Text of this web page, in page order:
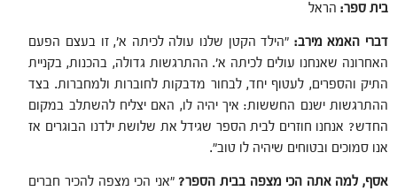
בית ספר: הראל
דברי האמא מירב: "הילד הקטן שלנו עולה לכיתה א', זו בעצם הפעם
האחרונה שאנחנו עולים לכיתה א'. ההתרגשות גדולה, בהכנות, בקניית
התיק והספרים, לעטוף יחד, לבחור מדבקות לחוברות ולמחברות. בצד
ההתרגשות ישנם החששות: איך יהיה לו, האם יצליח להשתלב במקום
החדש? אנחנו חוזרים לבית הספר שגידל את שלושת ילדנו הבוגרים אז
אנו סמוכים ובטוחים שיהיה לו טוב".
אסף, למה אתה הכי מצפה בבית הספר? "אני הכי מצפה להכיר חברים